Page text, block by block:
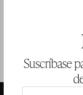
Suscríbase